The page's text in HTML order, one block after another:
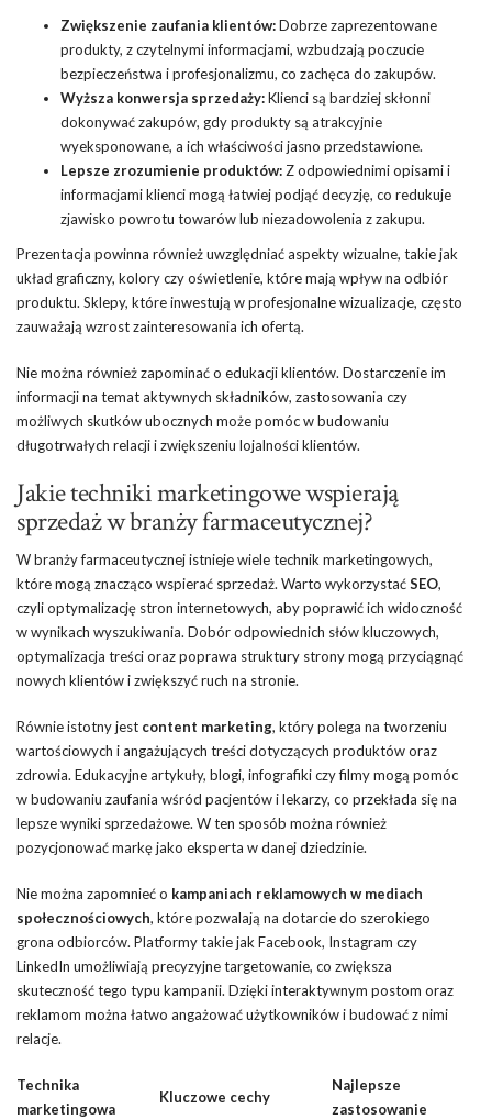
Zwiększenie zaufania klientów:Dobrze zaprezentowane
produkty, z czytelnymi informacjami, wzbudzają poczucie
bezpieczeństwa i profesjonalizmu, co zachęca do zakupów.
Wyższa konwersja sprzedaży:Klienci są bardziej skłonni
dokonywać zakupów, gdy produkty są atrakcyjnie
wyeksponowane, a ich właściwości jasno przedstawione.
Lepsze zrozumienie produktów:Z odpowiednimi opisami i
informacjami klienci mogą łatwiej podjąć decyzję, co redukuje
zjawisko powrotu towarów lub niezadowolenia z zakupu.
Prezentacja powinna również uwzględniać aspekty wizualne, takie jak
układ graficzny, kolory czy oświetlenie, które mają wpływ na odbiór
produktu. Sklepy, które inwestują w profesjonalne wizualizacje, często
zauważają wzrost zainteresowania ich ofertą.
Nie można również zapominać o edukacji klientów. Dostarczenie im
informacji na temat aktywnych składników, zastosowania czy
możliwych skutków ubocznych może pomóc w budowaniu
długotrwałych relacji i zwiększeniu lojalności klientów.
Jakie techniki marketingowe wspierają
sprzedaż w branży farmaceutycznej?
W branży farmaceutycznej istnieje wiele technik marketingowych,
które mogą znacząco wspierać sprzedaż. Warto wykorzystaćSEO,
czyli optymalizację stron internetowych, aby poprawić ich widoczność
w wynikach wyszukiwania. Dobór odpowiednich słów kluczowych,
optymalizacja treści oraz poprawa struktury strony mogą przyciągnąć
nowych klientów i zwiększyć ruch na stronie.
Równie istotny jest content marketing, który polega na tworzeniu
wartościowych i angażujących treści dotyczących produktów oraz
zdrowia. Edukacyjne artykuły, blogi, infografiki czy filmy mogą pomóc
w budowaniu zaufania wśród pacjentów i lekarzy, co przekłada się na
lepsze wyniki sprzedażowe. W ten sposób można również
pozycjonować markę jako eksperta w danej dziedzinie.
Nie można zapomnieć o kampaniach reklamowych w mediach
społecznościowych, które pozwalają na dotarcie do szerokiego
grona odbiorców. Platformy takie jak Facebook, Instagram czy
LinkedIn umożliwiają precyzyjne targetowanie, co zwiększa
skuteczność tego typu kampanii. Dzięki interaktywnym postom oraz
reklamom można łatwo angażować użytkowników i budować z nimi
relacje.
Technika
marketingowa
Kluczowe cechy
Najlepsze
zastosowanie